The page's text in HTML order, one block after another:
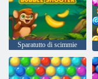
Sparatutto di scimmie